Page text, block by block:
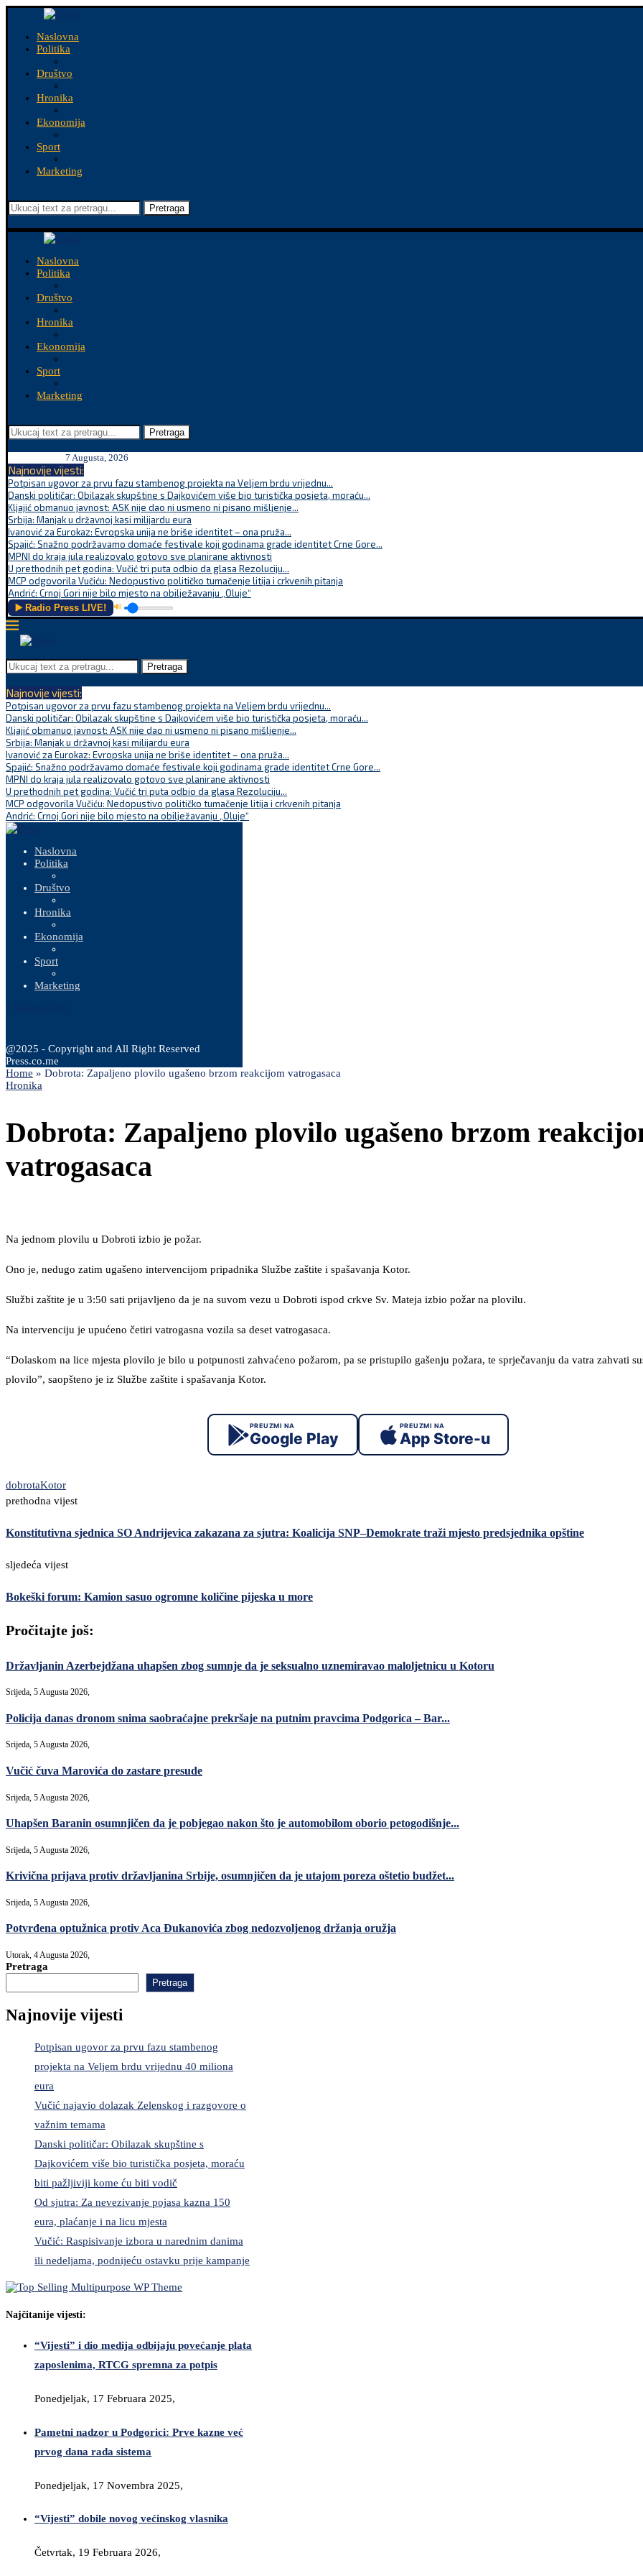
Naslovna
Politika
Društvo
Hronika
Ekonomija
Sport
Marketing
Pretraga
Naslovna
Politika
Društvo
Hronika
Ekonomija
Sport
Marketing
Pretraga
7 Augusta, 2026
Najnovije vijesti:
Potpisan ugovor za prvu fazu stambenog projekta na Veljem brdu vrijednu...
Danski političar: Obilazak skupštine s Dajkovićem više bio turistička posjeta, moraću...
Kljajić obmanuo javnost: ASK nije dao ni usmeno ni pisano mišljenje...
Srbija: Manjak u državnoj kasi milijardu eura
Ivanović za Eurokaz: Evropska unija ne briše identitet – ona pruža...
Spajić: Snažno podržavamo domaće festivale koji godinama grade identitet Crne Gore...
MPNI do kraja jula realizovalo gotovo sve planirane aktivnosti
U prethodnih pet godina: Vučić tri puta odbio da glasa Rezoluciju...
MCP odgovorila Vučiću: Nedopustivo političko tumačenje litija i crkvenih pitanja
Andrić: Crnoj Gori nije bilo mjesto na obilježavanju „Oluje“
▶️ Radio Press LIVE! 🔊
Pretraga
Najnovije vijesti:
Potpisan ugovor za prvu fazu stambenog projekta na Veljem brdu vrijednu...
Danski političar: Obilazak skupštine s Dajkovićem više bio turistička posjeta, moraću...
Kljajić obmanuo javnost: ASK nije dao ni usmeno ni pisano mišljenje...
Srbija: Manjak u državnoj kasi milijardu eura
Ivanović za Eurokaz: Evropska unija ne briše identitet – ona pruža...
Spajić: Snažno podržavamo domaće festivale koji godinama grade identitet Crne Gore...
MPNI do kraja jula realizovalo gotovo sve planirane aktivnosti
U prethodnih pet godina: Vučić tri puta odbio da glasa Rezoluciju...
MCP odgovorila Vučiću: Nedopustivo političko tumačenje litija i crkvenih pitanja
Andrić: Crnoj Gori nije bilo mjesto na obilježavanju „Oluje“
Naslovna
Politika
Društvo
Hronika
Ekonomija
Sport
Marketing
@2025 - Copyright and All Right Reserved
Press.co.me
Home » Dobrota: Zapaljeno plovilo ugašeno brzom reakcijom vatrogasaca
Hronika
Dobrota: Zapaljeno plovilo ugašeno brzom
vatrogasaca
Na jednom plovilu u Dobroti izbio je požar.
Ono je, nedugo zatim ugašeno intervencijom pripadnika Službe zaštite i spašavanja Kotor.
Službi zaštite je u 3:50 sati prijavljeno da je na suvom vezu u Dobroti ispod crkve Sv. Mateja izbio požar na plovilu.
Na intervenciju je upućeno četiri vatrogasna vozila sa deset vatrogasaca.
“Dolaskom na lice mjesta plovilo je bilo u potpunosti zahvaćeno požarom, pa se pristupilo gašenju požara, te sprječavanju da vatra zahvati
plovilo”, saopšteno je iz Službe zaštite i spašavanja Kotor.
PREUZMI NA
Google Play
PREUZMI NA
App Store-u
dobrotaKotor
prethodna vijest
Konstitutivna sjednica SO Andrijevica zakazana za sjutra: Koalicija SNP–Demokrate traži mjesto predsjednika opštine
sljedeća vijest
Bokeški forum: Kamion sasuo ogromne količine pijeska u more
Pročitajte još:
Državljanin Azerbejdžana uhapšen zbog sumnje da je seksualno uznemiravao maloljetnicu u Kotoru
Srijeda, 5 Augusta 2026,
Policija danas dronom snima saobraćajne prekršaje na putnim pravcima Podgorica – Bar...
Srijeda, 5 Augusta 2026,
Vučić čuva Marovića do zastare presude
Srijeda, 5 Augusta 2026,
Uhapšen Baranin osumnjičen da je pobjegao nakon što je automobilom oborio petogodišnje...
Srijeda, 5 Augusta 2026,
Krivična prijava protiv državljanina Srbije, osumnjičen da je utajom poreza oštetio budžet...
Srijeda, 5 Augusta 2026,
Potvrđena optužnica protiv Aca Đukanovića zbog nedozvoljenog držanja oružja
Utorak, 4 Augusta 2026,
Pretraga
Pretraga
Najnovije vijesti
Potpisan ugovor za prvu fazu stambenog
projekta na Veljem brdu vrijednu 40 miliona
eura
Vučić najavio dolazak Zelenskog i razgovore o
važnim temama
Danski političar: Obilazak skupštine s
Dajkovićem više bio turistička posjeta, moraću
biti pažljiviji kome ću biti vodič
Od sjutra: Za nevezivanje pojasa kazna 150
eura, plaćanje i na licu mjesta
Vučić: Raspisivanje izbora u narednim danima
ili nedeljama, podnijeću ostavku prije kampanje
Najčitanije vijesti:
“Vijesti” i dio medija odbijaju povećanje plata
zaposlenima, RTCG spremna za potpis
Ponedjeljak, 17 Februara 2025,
Pametni nadzor u Podgorici: Prve kazne već
prvog dana rada sistema
Ponedjeljak, 17 Novembra 2025,
“Vijesti” dobile novog većinskog vlasnika
Četvrtak, 19 Februara 2026,